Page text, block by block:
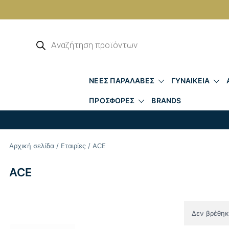
προϊόντων
ΝΕΕΣ ΠΑΡΑΛΑΒΕΣ ΓΥΝΑΙΚΕΙΑ
ΠΡΟΣΦΟΡΕΣ BRANDS
Αρχική σελίδα / Εταιρίες / ACE
ACE
Δεν